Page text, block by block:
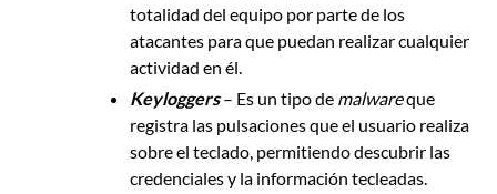
totalidad del equipo por parte de los
atacantes para que puedan realizar cualquier
actividad en él.
Keyloggers– Es un tipo de malwareque
registra las pulsaciones que el usuario realiza
sobre el teclado, permitiendo descubrir las
credenciales y la información tecleadas.